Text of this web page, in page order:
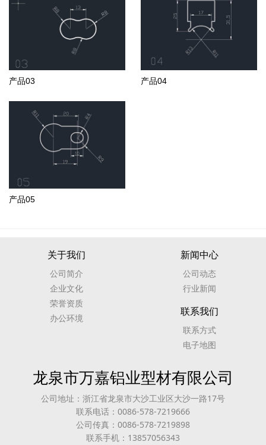
产品03 产品04
产品05
关于我们
公司简介
企业文化
荣誉资质
办公环境
新闻中心
公司动态
行业新闻
联系我们
联系方式
电子地图
龙泉市万嘉铝业型材有限公司
公司地址：浙江省龙泉市大沙工业区大沙一路17号
联系电话：0086-578-7219666
公司传真：0086-578-7219898
联系手机：13857056343